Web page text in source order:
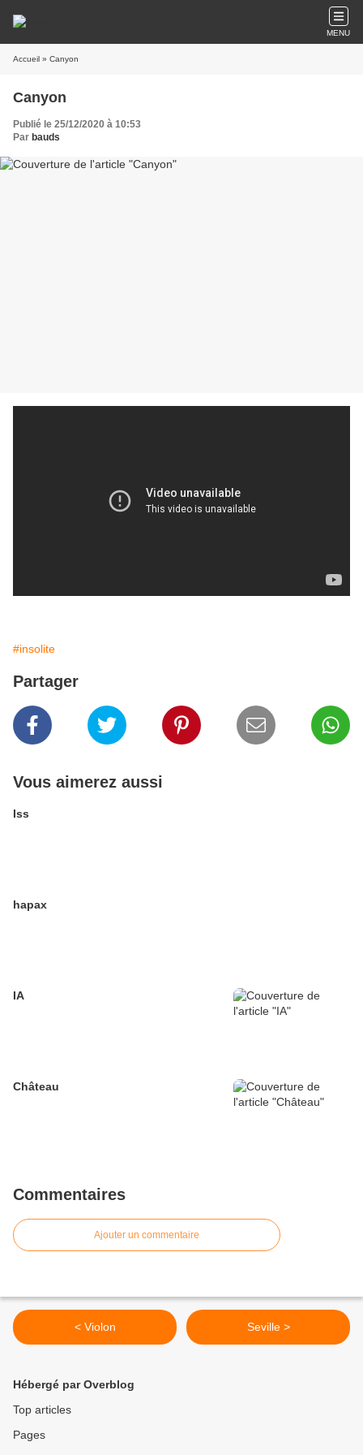
MENU
Accueil » Canyon
Canyon
Publié le 25/12/2020 à 10:53
Par bauds
#insolite
Partager
Vous aimerez aussi
Iss
hapax
IA
Château
Commentaires
Ajouter un commentaire
< Violon Seville >
Hébergé par Overblog
Top articles
Pages